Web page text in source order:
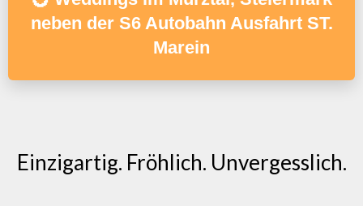
neben der S6 Autobahn Ausfahrt ST.
Marein
Einzigartig. Fröhlich. Unvergesslich.